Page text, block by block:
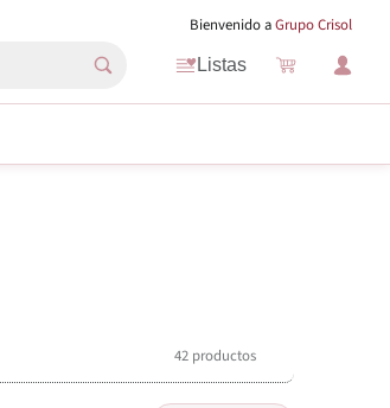
Bienvenido aGrupo Crisol
Listas
42 productos